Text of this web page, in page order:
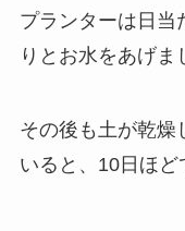
プランターは日当
りとお水をあげま
その後も土が乾燥
いると、10日ほど